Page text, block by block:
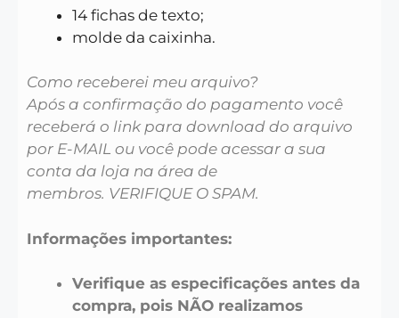
14 fichas de texto;
molde da caixinha.
Como receberei meu arquivo?
Após a confirmação do pagamento você
receberá o link para download do arquivo
por E-MAIL ou você pode acessar a sua
conta da loja na área de
membros. VERIFIQUE O SPAM.
Informações importantes:
Verifique as especificações antes da
compra, pois NÃO realizamos